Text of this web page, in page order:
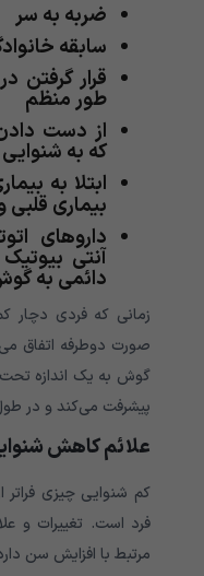
ضربه به سر
سابقه
قرار گرفتن
طور منظم
از دست
که به
ابتلا به
بیماری قلبی
آنتی
دائمی‌‌‌‌‌‌‌‌‌‌‌‌‌‌‌‌‌‌‌‌‌‌‌‌‌‌‌‌‌‌‌‌‌‌‌‌‌ به
زمانی که فردی دچار
صورت دوطرفه اتفاق
گوش به یک اندازه تحت
پیشرفت می‌‌‌‌‌‌‌‌‌‌‌‌‌‌‌‌‌‌‌‌‌‌‌‌‌‌‌‌‌‌‌‌‌‌‌‌‌کند و در
علائم کاهش
کم شنوایی چیزی
فرد است. تغییرات و
مرتبط با افزایش سن